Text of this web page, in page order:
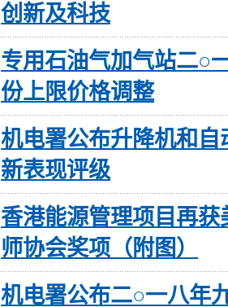
创新及科技
专用石油气加气站二○
份上限价格调整
机电署公布升降机和自
新表现评级
香港能源管理项目再获
师协会奖项（附图）
机电署公布二○一八年